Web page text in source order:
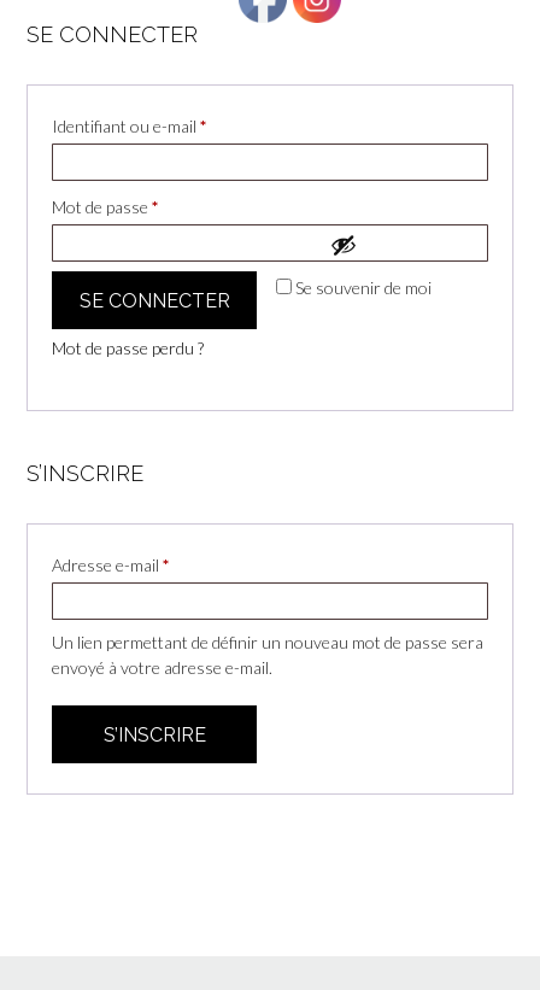
SE CONNECTER
Identifiant ou e-mail *Obligatoire
Mot de passe *Obligatoire
Se souvenir de moi
SE CONNECTER
Mot de passe perdu ?
S’INSCRIRE
Adresse e-mail *Obligatoire
Un lien permettant de définir un nouveau mot de passe sera
envoyé à votre adresse e-mail.
S’INSCRIRE